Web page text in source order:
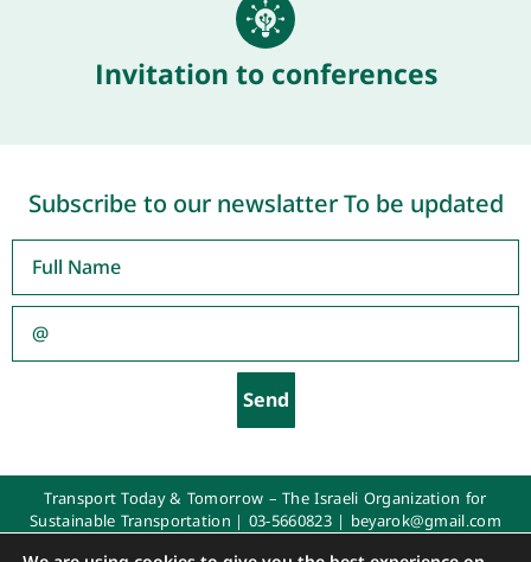
Invitation to conferences
Subscribe to our newslatter To be updated
Send
Transport Today & Tomorrow – The Israeli Organization for
Sustainable Transportation | 03-5660823| beyarok@gmail.com